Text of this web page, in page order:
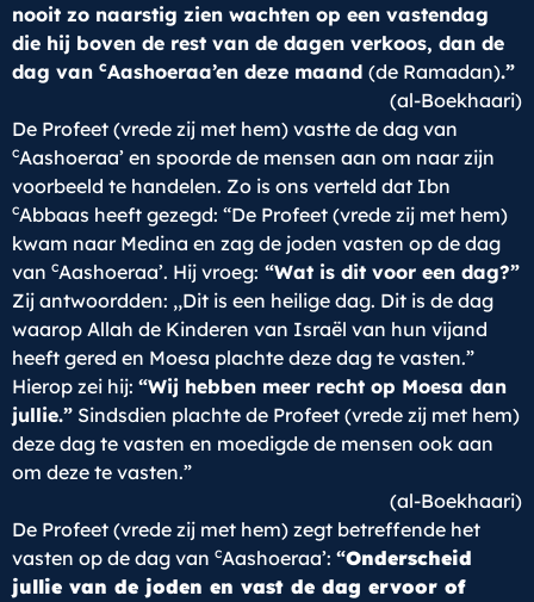
nooit zo naarstig zien wachten op een vastendag
die hij boven de rest van de dagen verkoos, dan de
dag van cAashoeraa’en deze maand (de Ramadan).”
(al-Boekhaari)
De Profeet (vrede zij met hem) vastte de dag van
cAashoeraa’ en spoorde de mensen aan om naar zijn
voorbeeld te handelen. Zo is ons verteld dat Ibn
cAbbaas heeft gezegd: “De Profeet (vrede zij met hem)
kwam naar Medina en zag de joden vasten op de dag
van cAashoeraa’. Hij vroeg: “Wat is dit voor een dag?”
Zij antwoordden: ,,Dit is een heilige dag. Dit is de dag
waarop Allah de Kinderen van Israël van hun vijand
heeft gered en Moesa plachte deze dag te vasten.”
Hierop zei hij: “Wij hebben meer recht op Moesa dan
jullie.” Sindsdien plachte de Profeet (vrede zij met hem)
deze dag te vasten en moedigde de mensen ook aan
om deze te vasten.”
(al-Boekhaari)
De Profeet (vrede zij met hem) zegt betreffende het
vasten op de dag van cAashoeraa’: “Onderscheid
jullie van de joden en vast de dag ervoor of